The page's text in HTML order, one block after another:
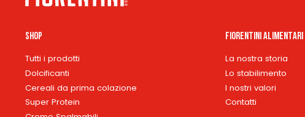
Shop
Tutti i prodotti
Dolcificanti
Cereali da prima colazione
Super Protein
Fiorentini Alimentari
La nostra storia
Lo stabilimento
I nostri valori
Contatti